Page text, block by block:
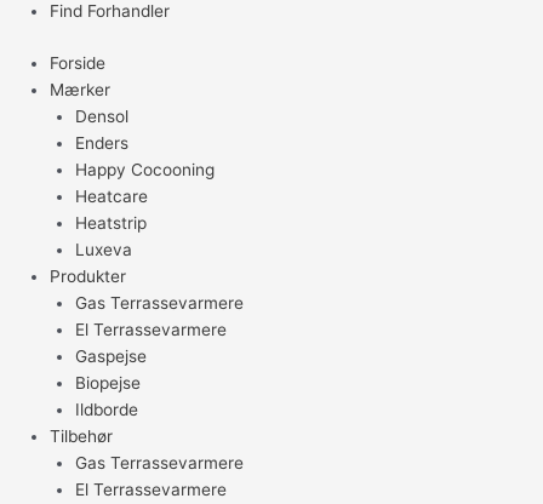
Find Forhandler
Forside
Mærker
Densol
Enders
Happy Cocooning
Heatcare
Heatstrip
Luxeva
Produkter
Gas Terrassevarmere
El Terrassevarmere
Gaspejse
Biopejse
Ildborde
Tilbehør
Gas Terrassevarmere
El Terrassevarmere